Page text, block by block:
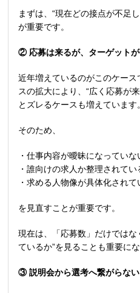
まずは、“現在どの接点が不足
が重要です。
② 応募は来るが、ターゲット
近年増えているのがこのケース
スの拡大により、“広く応募が
とズレるケースも増えています
そのため、
・仕事内容が曖昧になっていな
・誰向けの求人か整理されてい
・求める人物像が具体化されて
を見直すことが重要です。
現在は、「応募数」だけではな
ているか”を見ることも重要にな
③説明会から選考へ繋がらない